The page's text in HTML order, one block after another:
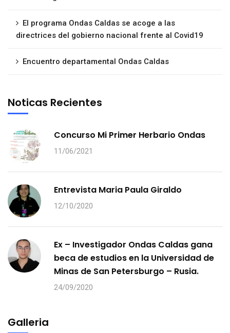
El programa Ondas Caldas se acoge a las
directrices del gobierno nacional frente al Covid19
Encuentro departamental Ondas Caldas
Noticas Recientes
Concurso Mi Primer Herbario Ondas
11/06/2021
Entrevista Maria Paula Giraldo
12/10/2020
Ex – Investigador Ondas Caldas gana
beca de estudios en la Universidad de
Minas de San Petersburgo – Rusia.
24/09/2020
Galleria